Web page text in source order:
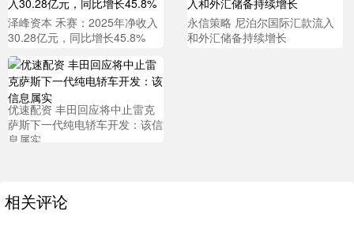
泽峰资本 禾赛：2025年净收入
30.28亿元，同比增长45.8%
永信策略 尼泊尔国际汇款流入
和外汇储备持续增长
优速配资 丰田回应将中止雷克
萨斯下一代纯电轿车开发：该信
息属实
相关评论